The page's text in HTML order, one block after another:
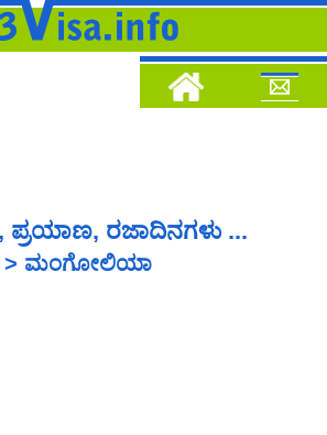
ಪ್ರಯಾಣ, ರಜಾದಿನಗಳು ...
> ಮಂಗೋಲಿಯಾ